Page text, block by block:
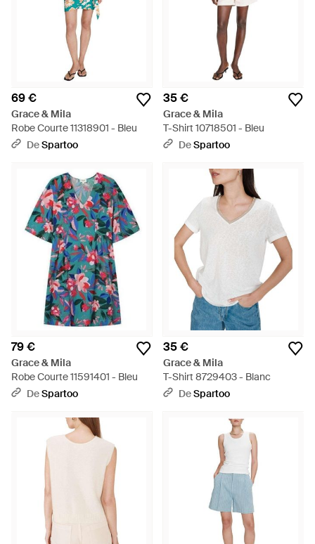
69 €
Grace & Mila
Robe Courte 11318901 - Bleu
DeSpartoo
35 €
Grace & Mila
T-Shirt 10718501 - Bleu
DeSpartoo
79 €
Grace & Mila
Robe Courte 11591401 - Bleu
DeSpartoo
35 €
Grace & Mila
T-Shirt 8729403 - Blanc
DeSpartoo